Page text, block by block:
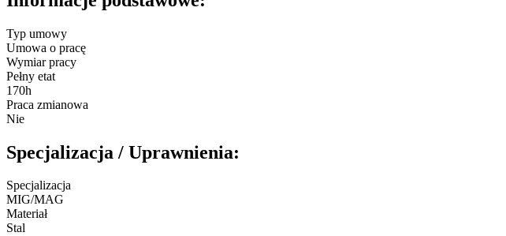
Typ umowy
Umowa o pracę
Wymiar pracy
Pełny etat
170h
Praca zmianowa
Nie
Specjalizacja / Uprawnienia:
Specjalizacja
MIG/MAG
Materiał
Stal